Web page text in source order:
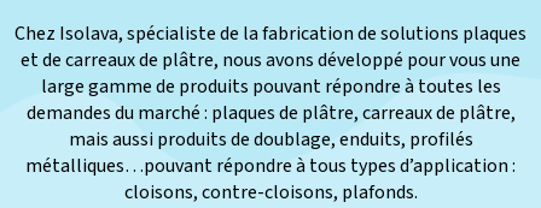
Chez Isolava, spécialiste de la fabrication de solutions plaques
et de carreaux de plâtre, nous avons développé pour vous une
large gamme de produits pouvant répondre à toutes les
demandes du marché : plaques de plâtre, carreaux de plâtre,
mais aussi produits de doublage, enduits, profilés
métalliques…pouvant répondre à tous types d’application :
cloisons, contre-cloisons, plafonds.